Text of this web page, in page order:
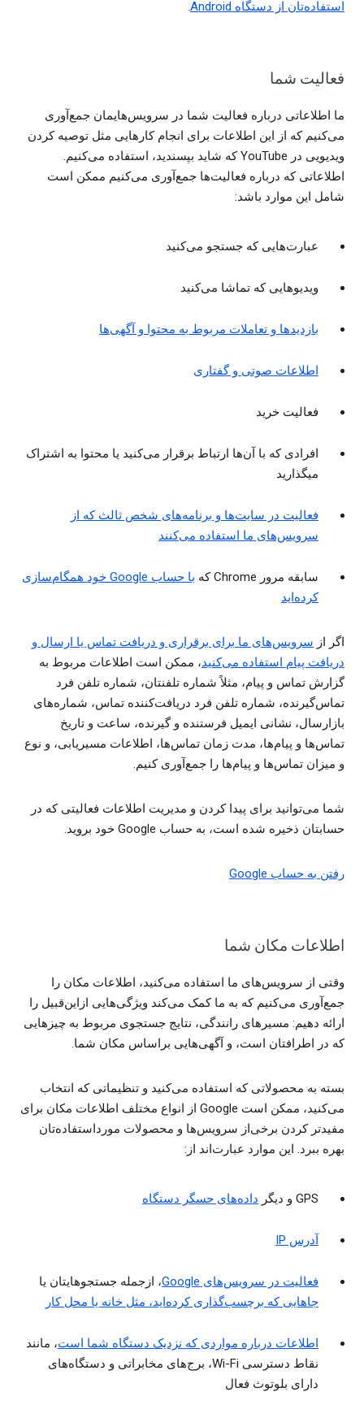
استفاده‌تان از دستگاه Android .
فعالیت شما
ما اطلاعاتی درباره فعالیت شما در سرویس‌هایمان جمع‌آوری
می‌کنیم که از این اطلاعات برای انجام کارهایی مثل توصیه کردن
ویدیویی در YouTube که شاید بپسندید، استفاده می‌کنیم.
اطلاعاتی که درباره فعالیت‌ها جمع‌آوری می‌کنیم ممکن است
شامل این موارد باشد:
عبارت‌هایی که جستجو می‌کنید
ویدیوهایی که تماشا می‌کنید
بازدیدها و تعاملات مربوط به محتوا و آگهی‌ها
اطلاعات صوتی و گفتاری
فعالیت خرید
افرادی که با آن‌ها ارتباط برقرار می‌کنید یا محتوا به اشتراک
میگذارید
فعالیت در سایت‌ها و برنامه‌های شخص ثالث که از
سرویس‌های ما استفاده می‌کنند
سابقه مرور Chrome که
با حساب Google خود همگام‌سازی
کرده‌اید
اگر از سرویس‌های ما برای برقراری و دریافت تماس یا ارسال و
دریافت پیام استفاده می‌کنید، ممکن است اطلاعات مربوط به
گزارش تماس و پیام، مثلاً شماره تلفنتان، شماره تلفن فرد
تماس‌گیرنده، شماره تلفن فرد دریافت‌کننده تماس، شماره‌های
بازارسال، نشانی ایمیل فرستنده و گیرنده، ساعت و تاریخ
تماس‌ها و پیام‌ها، مدت زمان تماس‌ها، اطلاعات مسیریابی، و نوع
و میزان تماس‌ها و پیام‌ها را جمع‌آوری کنیم.
شما می‌توانید برای پیدا کردن و مدیریت اطلاعات فعالیتی که در
حسابتان ذخیره شده است، به حساب Google خود بروید.
رفتن به حساب Google
اطلاعات مکان شما
وقتی از سرویس‌های ما استفاده می‌کنید، اطلاعات مکان را
جمع‌آوری می‌کنیم که به ما کمک می‌کند ویژگی‌هایی ازاین‌قبیل را
ارائه دهیم: مسیرهای رانندگی، نتایج جستجوی مربوط به چیزهایی
که در اطرافتان است، و آگهی‌هایی براساس مکان شما.
بسته به محصولاتی که استفاده می‌کنید و تنظیماتی که انتخاب
می‌کنید، ممکن است Google از انواع مختلف اطلاعات مکان برای
مفیدتر کردن برخی‌از سرویس‌ها و محصولات مورداستفاده‌تان
بهره ببرد. این موارد عبارت‌اند از:
GPS و دیگر داده‌های حسگر دستگاه
آدرس IP
فعالیت در سرویس‌های Google
، ازجمله جستجوهایتان یا
جاهایی که برچسب‌گذاری کرده‌اید، مثل خانه یا محل کار
اطلاعات درباره مواردی که نزدیک دستگاه شما است، مانند
نقاط دسترسی Wi-Fi، برج‌های مخابراتی و دستگاه‌های
دارای بلوتوث فعال